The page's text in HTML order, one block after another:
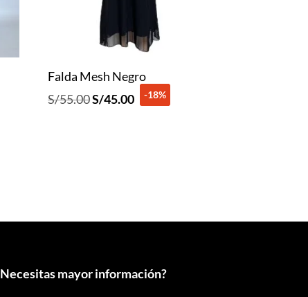
Falda Mesh Negro
S/55.00El
S/45.00El-18%
Necesitas mayor información?